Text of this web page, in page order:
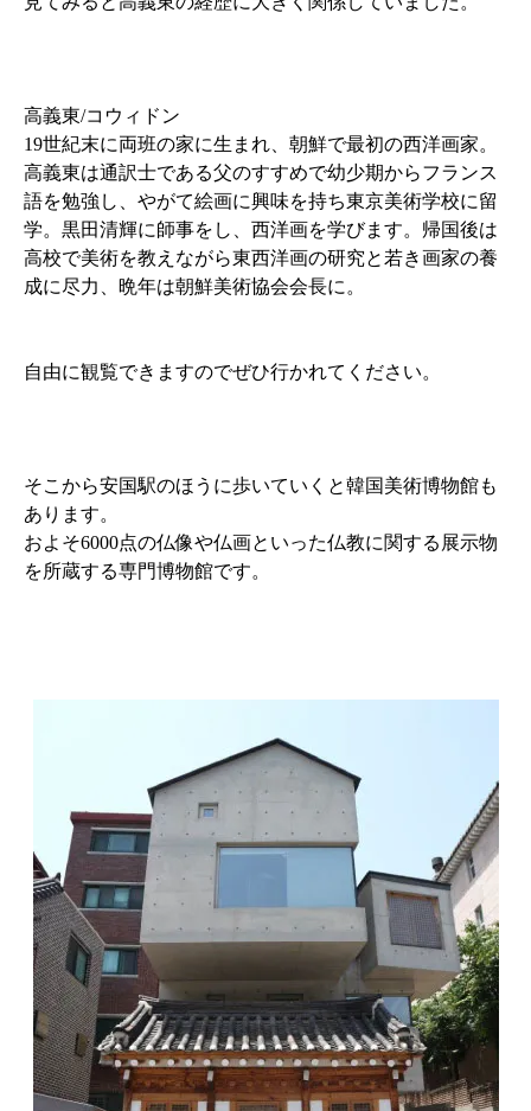
高義東/コウィドン
19世紀末に両班の家に生まれ、朝鮮で最初の西洋画家。
高義東は通訳士である父のすすめで幼少期からフランス
語を勉強し、やがて絵画に興味を持ち東京美術学校に留
学。黒田清輝に師事をし、西洋画を学びます。帰国後は
高校で美術を教えながら東西洋画の研究と若き画家の養
成に尽力、晩年は朝鮮美術協会会長に。
自由に観覧できますのでぜひ行かれてください。
そこから安国駅のほうに歩いていくと韓国美術博物館も
あります。
およそ6000点の仏像や仏画といった仏教に関する展示物
を所蔵する専門博物館です。